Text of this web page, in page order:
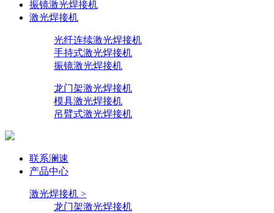
振镜激光焊接机
激光焊接机
光纤连续激光焊接机
手持式激光焊接机
振镜激光焊接机
龙门架激光焊接机
模具激光焊接机
吊臂式激光焊接机
联系澜速
产品中心
激光焊接机 >
龙门架激光焊接机